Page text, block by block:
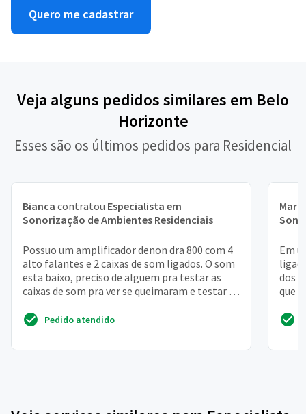
Quero me cadastrar
Veja alguns pedidos similares em Belo
Horizonte
Esses são os últimos pedidos para Residencial
Bianca contratou Especialista em
Sonorização de Ambientes Residenciais
Possuo um amplificador denon dra 800 com 4
alto falantes e 2 caixas de som ligados. O som
esta baixo, preciso de alguem pra testar as
caixas de som pra ver se queimaram e testar a
Pedido atendido
Em
dos
que